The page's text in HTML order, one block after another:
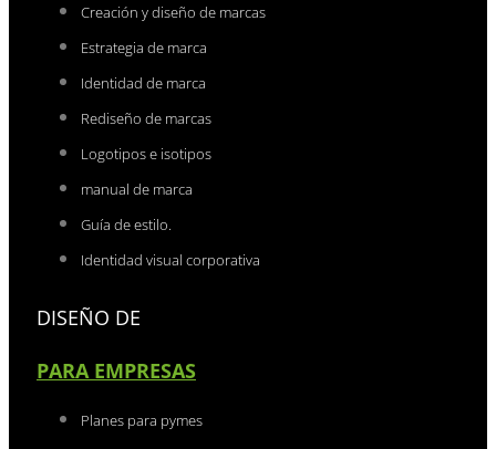
Creación y diseño de marcas
Estrategia de marca
Identidad de marca
Rediseño de marcas
Logotipos e isotipos
manual de marca
Guía de estilo.
Identidad visual corporativa
DISEÑO DE
PARA EMPRESAS
Planes para pymes